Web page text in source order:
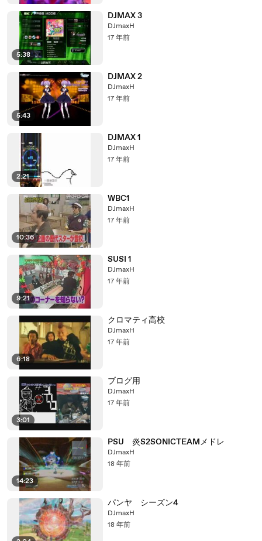
5:38
DJMAX 3
DJmaxH
17 年前
5:43
DJMAX 2
DJmaxH
17 年前
2:21
DJMAX 1
DJmaxH
17 年前
10:36
WBC1
DJmaxH
17 年前
9:21
SUSI 1
DJmaxH
17 年前
6:18
クロマティ高校
DJmaxH
17 年前
3:01
ブログ用
DJmaxH
17 年前
14:23
PSU 炎S2SONICTEAMメドレ
DJmaxH
18 年前
パンヤ シーズン4
DJmaxH
18 年前